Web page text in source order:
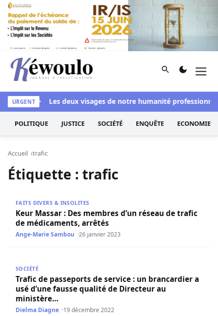
Aller au contenu
Kéwoulo, le premier site d'information et d'investigation
Rechercher
URGENT
blanchi Les deux visages de notre humanité
POLITIQUE JUSTICE SOCIÉTÉ ENQUÊTE ECONOMIE
Accueil trafic
Étiquette : trafic
FAITS DIVERS & INSOLITES
Keur Massar : Des membres d’un réseau de trafic
de médicaments, arrêtés
Ange-Marie Sambou 26 janvier 2023
SOCIÉTÉ
Trafic de passeports de service : un brancardier a
usé d’une fausse qualité de Directeur au
ministère…
Dielma Diagne 19 décembre 2022